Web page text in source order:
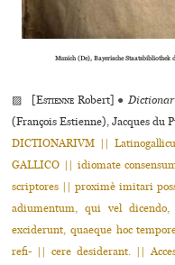
Munich (De), Bayerische
▨ [Estienne Robert] ●
(François Estienne), Jacques du
DICTIONARIVM ||
GALLICO || idiomate
scriptores || proximè imitari
adiumentum, qui vel
exciderunt, quaeque hoc
refi- || cere desiderant. ||